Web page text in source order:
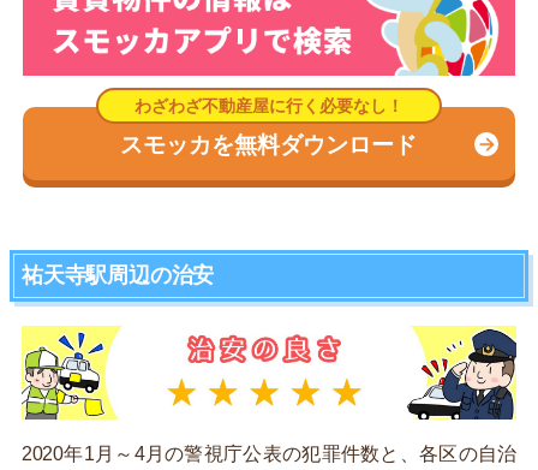
スモッカを無料ダウンロード
祐天寺駅周辺の治安
2020年1月～4月の警視庁公表の犯罪件数と、各区の自治